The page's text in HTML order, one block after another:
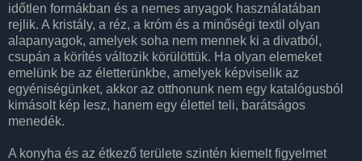
időtlen formákban és a nemes anyagok használatában
rejlik. A kristály, a réz, a króm és a minőségi textil olyan
alapanyagok, amelyek soha nem mennek ki a divatból,
csupán a körítés változik körülöttük. Ha olyan elemeket
emelünk be az életterünkbe, amelyek képviselik az
egyéniségünket, akkor az otthonunk nem egy katalógusból
kimásolt kép lesz, hanem egy élettel teli, barátságos
menedék.
A konyha és az étkező területe szintén kiemelt figyelmet